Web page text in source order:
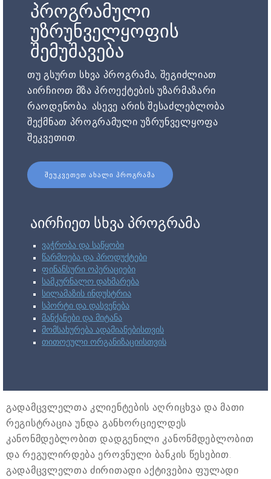
პროგრამული
უზრუნველყოფის
შემუშავება
თუ გსურთ სხვა პროგრამა, შეგიძლიათ
აირჩიოთ მზა პროექტების უზარმაზარი
რაოდენობა. ასევე არის შესაძლებლობა
შექმნათ პროგრამული უზრუნველყოფა
შეკვეთით.
ᲨᲔᲣᲙᲕᲔᲗᲔᲗ ᲐᲮᲐᲚᲘ ᲞᲠᲝᲒᲠᲐᲛᲐ
აირჩიეთ სხვა პროგრამა
ვაჭრობა და საწყობი
წარმოება და პროდუქტები
ფინანსური ოპერაციები
სამკურნალო დახმარება
სილამაზის ინდუსტრია
სპორტი და დასვენება
მანქანები და მიტანა
მომსახურება ადამიანებისთვის
თითოეული ორგანიზაციისთვის
გადამცვლელთა კლიენტების აღრიცხვა და მათი
რეგისტრაცია უნდა განხორციელდეს
კანონმდებლობით დადგენილი კანონმდებლობით
და რეგულირდება ეროვნული ბანკის წესებით.
გადამცვლელთა ძირითადი აქტივებია ფულადი